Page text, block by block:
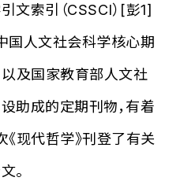
文索引（CSSCI）[彭1]
国人文社会科学核心期
以及国家教育部人文社
助成的定期刊物，有着
现代哲学》刊登了有关
。